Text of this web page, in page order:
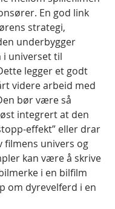
En god link
strategi,
underbygger
universet til
legger et godt
videre arbeid med
bør være så
integrert at den
effekt” eller drar
filmens univers og
kan være å skrive
i en bilfilm
om dyrevelferd i en